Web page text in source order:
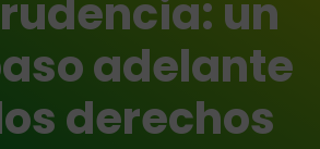
un
adelante
derechos